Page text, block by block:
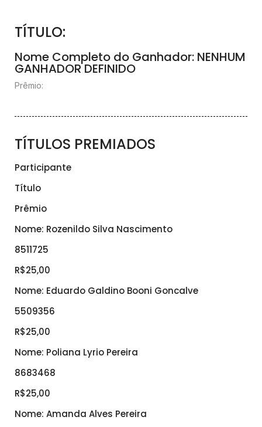
TÍTULO:
Nome Completo do Ganhador: NENHUM
GANHADOR DEFINIDO
Prêmio:
TÍTULOS PREMIADOS
Participante
Título
Prêmio
Nome: Rozenildo Silva Nascimento
8511725
R$25,00
Nome: Eduardo Galdino Booni Goncalve
5509356
R$25,00
Nome: Poliana Lyrio Pereira
8683468
R$25,00
Nome: Amanda Alves Pereira